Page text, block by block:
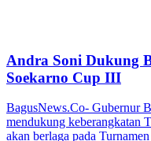
Andra Soni Dukung
Soekarno Cup III
BagusNews.Co- Gubernur
mendukung keberangkatan
akan berlaga pada